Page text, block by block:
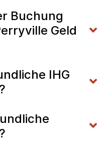
Buchung
Geld
IHG